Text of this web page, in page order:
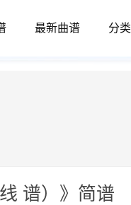
最新曲谱 分类
谱）》简谱